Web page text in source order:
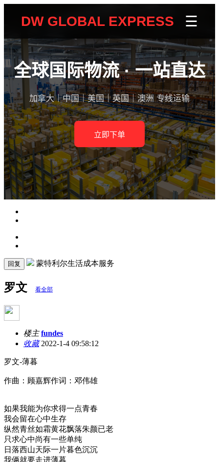
回复 蒙特利尔生活成本服务
罗文 看全部
楼主 fundes
收藏2022-1-4 09:58:12
罗文-薄暮
作曲：顾嘉辉作词：邓伟雄
如果我能为你求得一点青春
我会留在心中生存
纵然青丝如霜黄花飘落朱颜已老
只求心中尚有一些单纯
日落西山天际一片暮色沉沉
我俩就要走进薄暮